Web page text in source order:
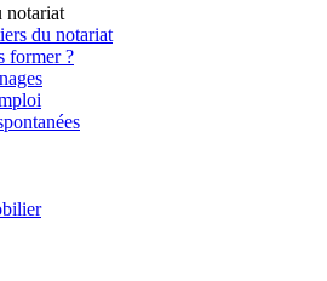
notariat
du notariat
former ?